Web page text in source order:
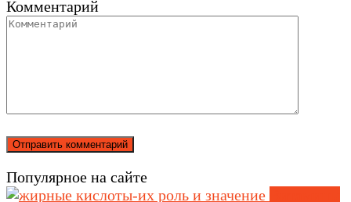
Комментарий
Популярное на сайте